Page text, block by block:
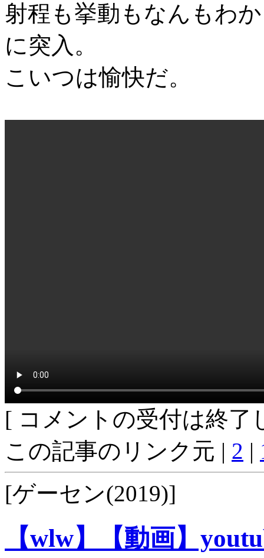
射程も挙動もなんもわ
に突入。
こいつは愉快だ。
[ コメントの受付は終了
この記事のリンク元 | 2 |
[ゲーセン(2019)]
【wlw】【動画】